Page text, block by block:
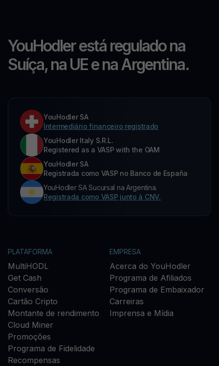
YouHodler está regulado na
Suíça, na UE e na Argentina.
YouHodler SA
Intermediário financeiro registrado
YouHodler Italy S.R.L.
Registered as a VASP with the OAM
YouHodler SA
Registrada como VASP no Banco de España
YouHodler SA Sucursal na Argentina.
Registrada como VASP junto à CNV.
PLATAFORMA
MultiHODL
Get Cash
Conversão
Cartão Cripto
Montante de rendimento
Cloud Miner
Promoções
Programa de Fidelidade
Recompensas
EMPRESA
Acerca do YouHodler
Programa de Afiliados
Programa de Embaixador
Carreiras
Imprensa e Mídia